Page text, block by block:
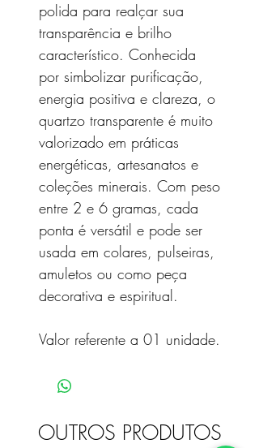
polida para realçar sua
transparência e brilho
característico. Conhecida
por simbolizar purificação,
energia positiva e clareza, o
quartzo transparente é muito
valorizado em práticas
energéticas, artesanatos e
coleções minerais. Com peso
entre 2 e 6 gramas, cada
ponta é versátil e pode ser
usada em colares, pulseiras,
amuletos ou como peça
decorativa e espiritual.
Valor referente a 01 unidade.
OUTROS PRODUTOS